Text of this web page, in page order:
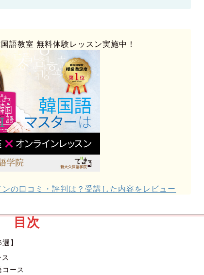
語教室 無料体験レッスン実施中！
の口コミ・評判は？受講した内容をレビュー
目次
】
ース